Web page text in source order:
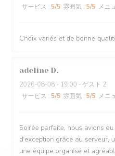
サービス : 5/5 雰囲気 : 5/5 メニ
Choix variés et de bonne
adeline D
2026-08-08 - 19:00 - ゲスト 2
サービス : 5/5 雰囲気 : 5/5 メニ
Soirée parfaite, nous avions
d'exception grâce au serveur,
une équipe organisé et